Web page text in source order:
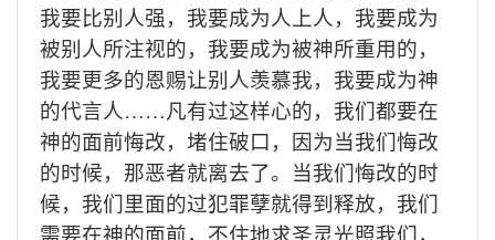
我要比别人强，我要成为人上人，我要成为
被别人所注视的，我要成为被神所重用的，
我要更多的恩赐让别人羡慕我，我要成为神
的代言人……凡有过这样心的，我们都要在
神的面前悔改，堵住破口，因为当我们悔改
的时候，那恶者就离去了。当我们悔改的时
候，我们里面的过犯罪孽就得到释放，我们
需要在神的面前，不住地求圣灵光照我们，